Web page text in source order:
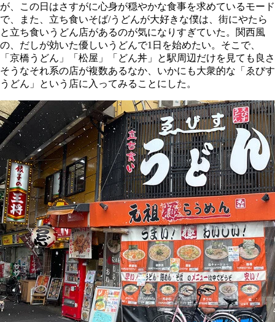
が、この日はさすがに心身が穏やかな食事を求めているモード
で、また、立ち食いそば/うどんが大好きな僕は、街にやたら
と立ち食いうどん店があるのが気になりすぎていた。関西風
の、だしが効いた優しいうどんで1日を始めたい。そこで、
「京橋うどん」「松屋」「どん丼」と駅周辺だけを見ても良さ
そうなそれ系の店が複数あるなか、いかにも大衆的な「ゑびす
うどん」という店に入ってみることにした。